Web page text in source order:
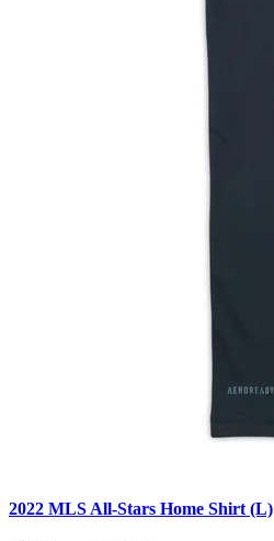
2022 MLS All-Stars Home Shirt (L)